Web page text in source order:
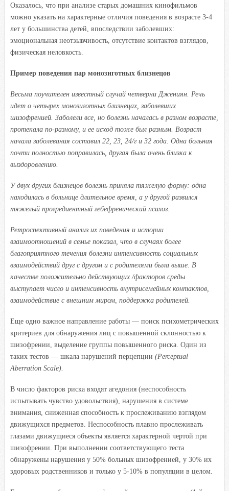
Оказалось, что при анализе старых домашних кинофильмов
можно указать на характерные отличия поведения в возрасте 3-4
лет у большинства детей, впоследствии заболевших:
эмоциональная неотзывчивость, отсутствие контактов взглядов,
физическая неловкость.
Пример поведения пар монозиготных близнецов
Весьма поучителен известный случай четверни Джениян. Речь
идет о четырех монозиготных близнецах, заболевших
шизофренией. Заболели все, но болезнь началась в разном возрасте,
протекала по-разному, и ее исход тоже был разным. Возраст
начала заболевания составил 22, 23, 24/г и 32 года. Одна больная
почти полностью поправилась, другая была очень близка к
выздоровлению.
У двух других близнецов болезнь приняла тяжелую форму: одна
находилась в больнице длительное время, а у другой развился
тяжелый прогредиентный гебефренический психоз.
Ретроспективный анализ их поведения и истории
взаимоотношений в семье показал, что в случаях более
благоприятного течения болезни интенсивность социальных
взаимодействий друг с другом и с родителями была выше. В
качестве положительно действующих /факторов среды
выступает число и интенсивность внутрисемейных контактов,
взаимодействие с внешним миром, поддержка родителей.
Еще одно важное направление работы — поиск психометрических
критериев для обнаружения лиц с повышенной склонностью к
шизофрении, выделение группы повышенного риска. Один из
таких тестов — шкала нарушений перцепции (Perceptual
Aberration Scale).
В число факторов риска входят агедония (неспособность
испытывать чувство удовольствия), нарушения в системе
внимания, сниженная способность к прослеживанию взглядом
движущихся предметов. Неспособность плавно прослеживать
глазами движущиеся объекты является характерной чертой при
шизофрении. При выполнении соответствующего теста
обнаружены нарушения у 50% больных шизофренией, у 30% их
здоровых родственников и только у 5-10% в популяции в целом.